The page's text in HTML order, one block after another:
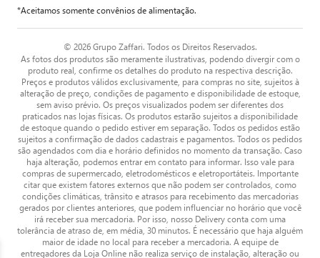
*Aceitamos somente convênios de alimentação.
© 2026 Grupo Zaffari. Todos os Direitos Reservados.
As fotos dos produtos são meramente ilustrativas, podendo divergir com o
produto real, confirme os detalhes do produto na respectiva descrição.
Preços e produtos válidos exclusivamente, para compras no site, sujeitos à
alteração de preço, condições de pagamento e disponibilidade de estoque,
sem aviso prévio. Os preços visualizados podem ser diferentes dos
praticados nas lojas físicas. Os produtos estarão sujeitos a disponibilidade
de estoque quando o pedido estiver em separação. Todos os pedidos estão
sujeitos a confirmação de dados cadastrais e pagamentos. Todos os pedidos
são agendados com dia e horário definidos no momento da transação. Caso
haja alteração, podemos entrar em contato para informar. Isso vale para
compras de supermercado, eletrodomésticos e eletroportáteis. Importante
citar que existem fatores externos que não podem ser controlados, como
condições climáticas, trânsito e atrasos para recebimento das mercadorias
gerados por clientes anteriores, que podem influenciar no horário que você
irá receber sua mercadoria. Por isso, nosso Delivery conta com uma
tolerância de atraso de, em média, 30 minutos. É necessário que haja alguém
maior de idade no local para receber a mercadoria. A equipe de
entregadores da Loja Online não realiza serviço de instalação, alteração ou